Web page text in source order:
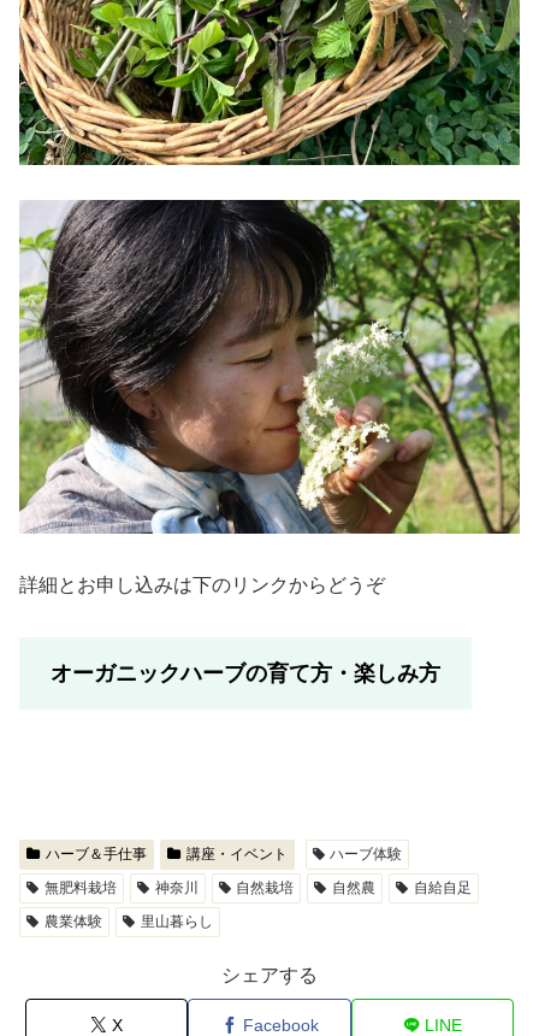
詳細とお申し込みは下のリンクからどうぞ
オーガニックハーブの育て方・楽しみ方
ハーブ＆手仕事 講座・イベント
ハーブ体験
無肥料栽培
神奈川 自然栽培 自然農
自給自足
農業体験
里山暮らし
シェアする
X Facebook LINE